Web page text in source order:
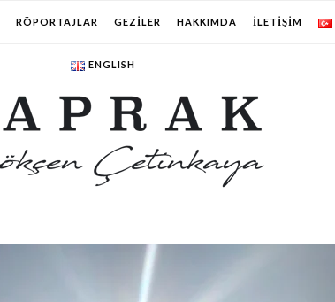
RÖPORTAJLAR GEZILER HAKKIMDA İLETIŞIM
ENGLISH